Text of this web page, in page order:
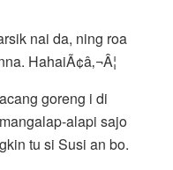
nai da, ning roa
HahaiÃ¢â‚¬Â¦
goreng i di
alapi sajo
tu si Susi an bo.